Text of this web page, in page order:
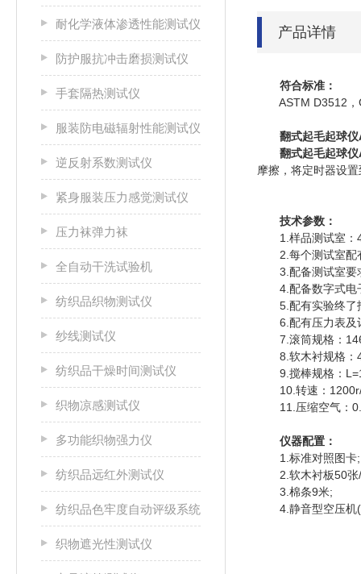
耐化学液体渗透性能测试仪
防护服抗冲击磨损测试仪
手套隔热测试仪
服装防电磁辐射性能测试仪
逆反射系数测试仪
紧身服装压力感觉测试仪
压力袜弹力袜
全自动干洗试验机
纺织品织物测试仪
纱线测试仪
纺织品干燥时间测试仪
织物凉感测试仪
多功能织物强力仪
纺织品远红外测试仪
纺织品色牢度自动评级系统
织物遮光性测试仪
产品详情
符合标准：
ASTM D3512，
翻式起毛起球
翻式起毛起球
摩擦，将定时器设
技术参数：
1.样品测试室：
2.每个测试室配
3.配备测试室要
4.配备数字式电
5.配有实验终了
6.配有压力表及
7.滚筒规格：
8.软木衬规格：
9.搅棒规格：
10.转速：
11.压缩空气：
仪器配置：
1.标准对照图卡;
2.软木衬板50张
3.棉条9米;
4.静音型空压机(